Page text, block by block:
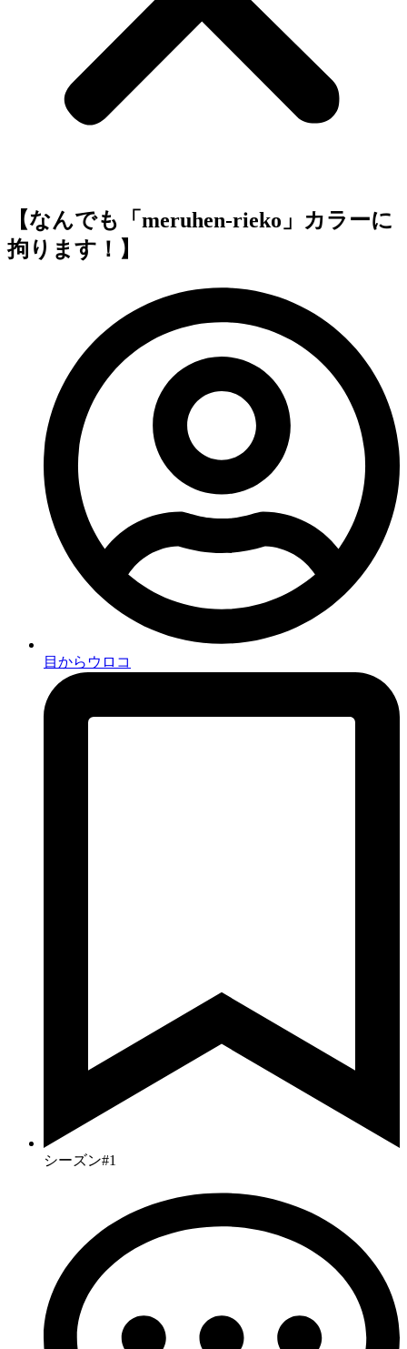
【なんでも「meruhen-rieko」カラーに
拘ります！】
目からウロコ
シーズン#1